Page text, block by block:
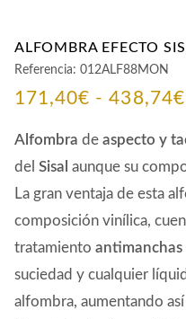
ALFOMBRA EFECTO
Referencia: 012ALF88MON
171,40€ - 438,74€
Alfombra de aspecto y
del Sisal aunque su
La gran ventaja de esta
composición vinílica,
tratamiento antimanchas
suciedad y cualquier
alfombra, aumentando